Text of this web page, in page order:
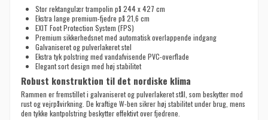
Stor rektangulær trampolin på 244 x 427 cm
Ekstra lange premium-fjedre på 21,6 cm
EXIT Foot Protection System (FPS)
Premium sikkerhedsnet med automatisk overlappende indgang
Galvaniseret og pulverlakeret stel
Ekstra tyk polstring med vandafvisende PVC-overflade
Elegant sort design med høj stabilitet
Robust konstruktion til det nordiske klima
Rammen er fremstillet i galvaniseret og pulverlakeret stål, som beskytter mod
rust og vejrpåvirkning. De kraftige W-ben sikrer høj stabilitet under brug, mens
den tykke kantpolstring beskytter effektivt over fjedrene.